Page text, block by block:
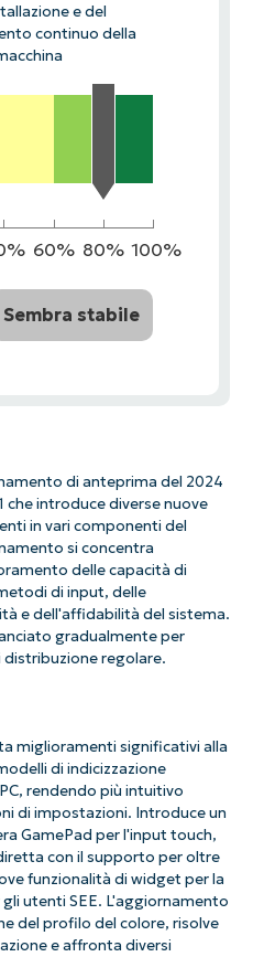
e del
continuo della
60% 80% 100%
Sembra stabile
di anteprima del 2024
che introduce diverse nuove
in vari componenti del
si concentra
delle capacità di
di input, delle
e dell'affidabilità del sistema.
gradualmente per
regolare.
miglioramenti significativi alla
di indicizzazione
rendendo più intuitivo
di impostazioni. Introduce un
GamePad per l'input touch,
con il supporto per oltre
funzionalità di widget per la
utenti SEE. L'aggiornamento
del profilo del colore, risolve
e affronta diversi